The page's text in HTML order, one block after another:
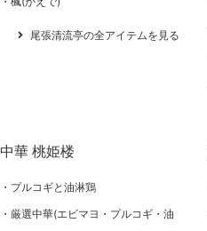
尾張清流亭の全アイテムを見る
中華 桃姫楼
プルコギと油淋鶏
厳選中華(エビマヨ・プルコギ・油